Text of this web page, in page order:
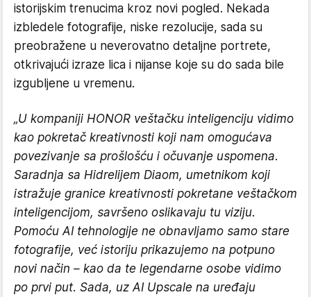
istorijskim trenucima kroz novi pogled. Nekada
izbledele fotografije, niske rezolucije, sada su
preobražene u neverovatno detaljne portrete,
otkrivajući izraze lica i nijanse koje su do sada bile
izgubljene u vremenu.
„U kompaniji HONOR veštačku inteligenciju vidimo
kao pokretač kreativnosti koji nam omogućava
povezivanje sa prošlošću i očuvanje uspomena.
Saradnja sa Hidrelijem Diaom, umetnikom koji
istražuje granice kreativnosti pokretane veštačkom
inteligencijom, savršeno oslikavaju tu viziju.
Pomoću AI tehnologije ne obnavljamo samo stare
fotografije, već istoriju prikazujemo na potpuno
novi način – kao da te legendarne osobe vidimo
po prvi put. Sada, uz AI Upscale na uređaju